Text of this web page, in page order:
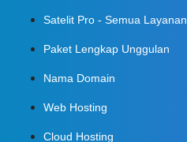
Satelit Pro - Semua Layanan
Paket Lengkap Unggulan
Nama Domain
Web Hosting
Cloud Hosting